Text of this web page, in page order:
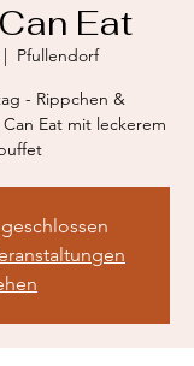
Eat
Pfullendorf
- Rippchen &
Eat mit leckerem